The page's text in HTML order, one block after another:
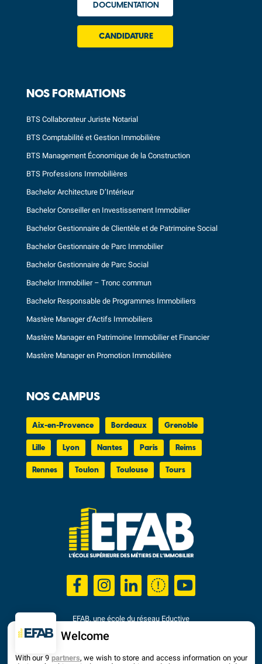
DOCUMENTATION
CANDIDATURE
NOS FORMATIONS
BTS Collaborateur Juriste Notarial
BTS Comptabilité et Gestion Immobilière
BTS Management Économique de la Construction
BTS Professions Immobilières
Bachelor Architecture D’Intérieur
Bachelor Conseiller en Investissement Immobilier
Bachelor Gestionnaire de Clientèle et de Patrimoine Social
Bachelor Gestionnaire de Parc Immobilier
Bachelor Gestionnaire de Parc Social
Bachelor Immobilier – Tronc commun
Bachelor Responsable de Programmes Immobiliers
Mastère Manager d’Actifs Immobiliers
Mastère Manager en Patrimoine Immobilier et Financier
Mastère Manager en Promotion Immobilière
NOS CAMPUS
Aix-en-Provence Bordeaux Grenoble
Lille Lyon Nantes Paris Reims
Rennes Toulon Toulouse Tours
EFAB, une école du réseau Eductive
Établissement d'Enseignement Supérieur Privé Technique
Dernière mise à jour : Septembre 2025
Welcome
With our 9 partners, we wish to store and access information on your